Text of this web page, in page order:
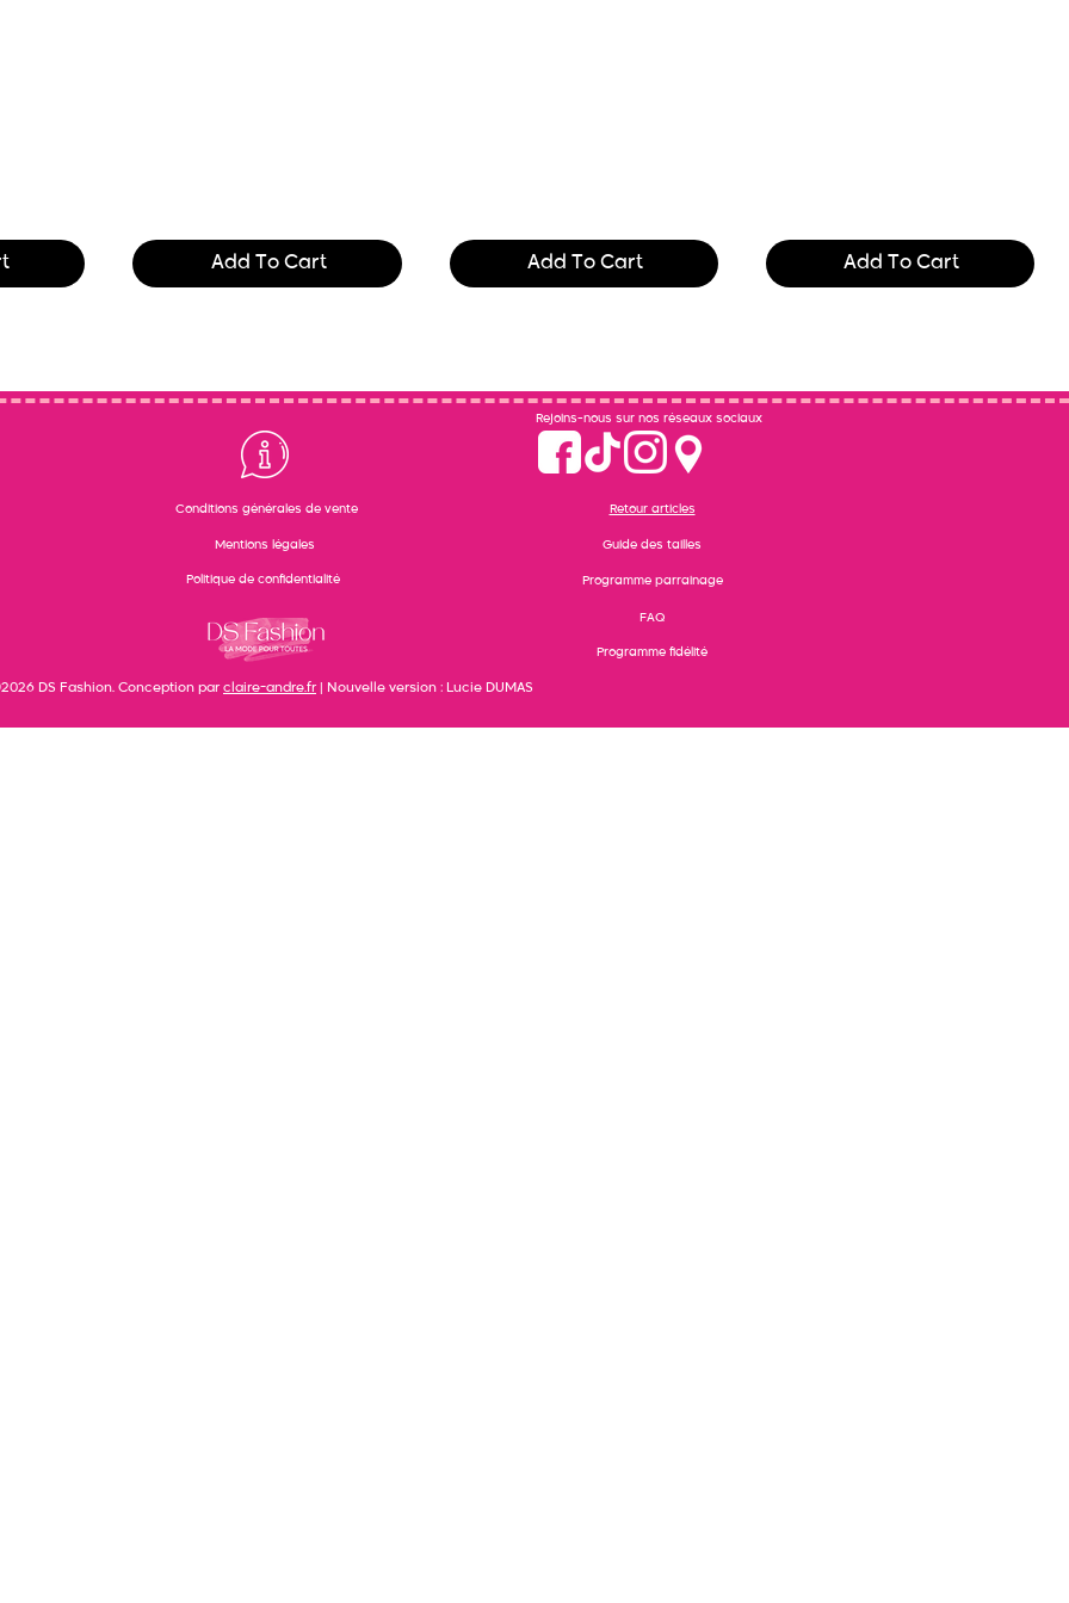
Add To Cart Add To Cart Add To Cart
Rejoins-nous sur nos réseaux sociaux
Conditions générales de vente
Mentions légales
Politique de confidentialité
Retour articles
Guide des tailles
Programme parrainage
FAQ
Programme fidélité
DS Fashion. Conception par claire-andre.fr | Nouvelle version : Lucie DUMAS